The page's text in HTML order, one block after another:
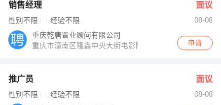
销售经理 面议
性别不限 经验不限
08-08
重庆乾唐置业顾问有限公司
重庆市潼南区隆鑫中央大街电影院对面2楼21世纪不动产
申请
推广员 面议
性别不限 经验不限
08-08